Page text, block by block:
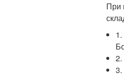
При